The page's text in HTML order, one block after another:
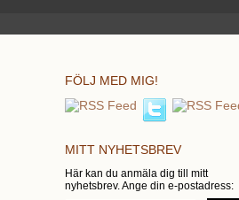
FÖLJ MED MIG!
MITT NYHETSBREV
Här kan du anmäla dig till mitt
nyhetsbrev. Ange din e-postadress: